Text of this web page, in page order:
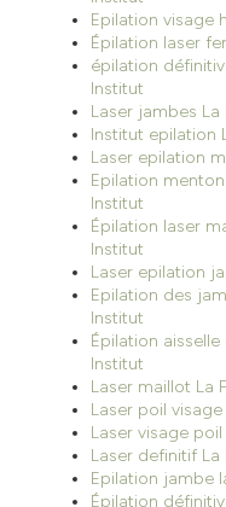
Epilation visage
Épilation laser
épilation
Institut
Laser jambes
Institut epilation
Laser epilation
Epilation
Institut
Épilation laser
Institut
Laser epilation
Epilation des
Institut
Épilation
Institut
Laser maillot La
Laser poil
Laser visage
Laser definitif
Epilation jambe
Épilation